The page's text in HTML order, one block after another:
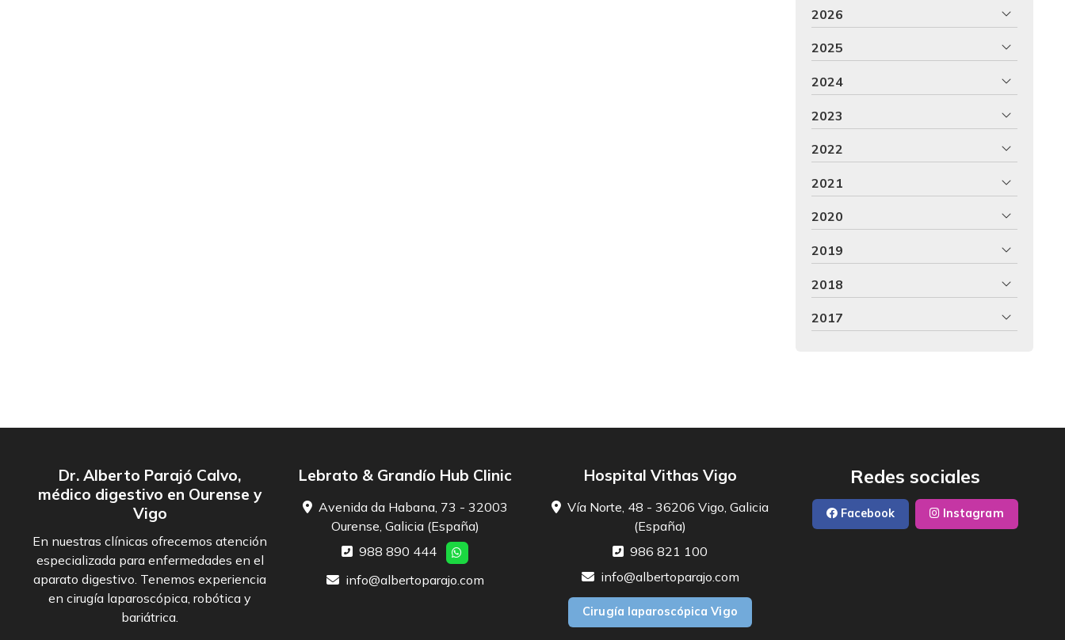
2026
2025
2024
2023
2022
2021
2020
2019
2018
2017
Dr. Alberto Parajó Calvo,
médico digestivo en Ourense y
Vigo
En nuestras clínicas ofrecemos atención
especializada para enfermedades en el
aparato digestivo. Tenemos experiencia
en cirugía laparoscópica, robótica y
bariátrica.
Lebrato & Grandío Hub Clinic
Avenida da Habana, 73 - 32003
Ourense, Galicia (España)
988 890 444
info@albertoparajo.com
Hospital Vithas Vigo
Vía Norte, 48 - 36206 Vigo, Galicia
(España)
986 821 100
info@albertoparajo.com
Cirugía laparoscópica Vigo
Redes sociales
Facebook Instagram